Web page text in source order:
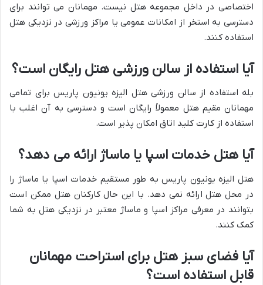
اختصاصی در داخل مجموعه هتل نیست. مهمانان می توانند برای
دسترسی به استخر از امکانات عمومی یا مراکز ورزشی در نزدیکی هتل
استفاده کنند.
آیا استفاده از سالن ورزشی هتل رایگان است؟
بله استفاده از سالن ورزشی هتل الیزه یونیون پاریس برای تمامی
مهمانان مقیم هتل معمولاً رایگان است و دسترسی به آن اغلب با
استفاده از کارت کلید اتاق امکان پذیر است.
آیا هتل خدمات اسپا یا ماساژ ارائه می دهد؟
هتل الیزه یونیون پاریس به طور مستقیم خدمات اسپا یا ماساژ را
در محل هتل ارائه نمی دهد. با این حال کارکنان هتل ممکن است
بتوانند در معرفی مراکز اسپا و ماساژ معتبر در نزدیکی هتل به شما
کمک کنند.
آیا فضای سبز هتل برای استراحت مهمانان
قابل استفاده است؟